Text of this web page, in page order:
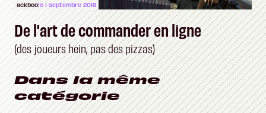
ackboole 1 septembre 2018
De l'art de commander en ligne
(des joueurs hein, pas des pizzas)
Dans la même
catégorie